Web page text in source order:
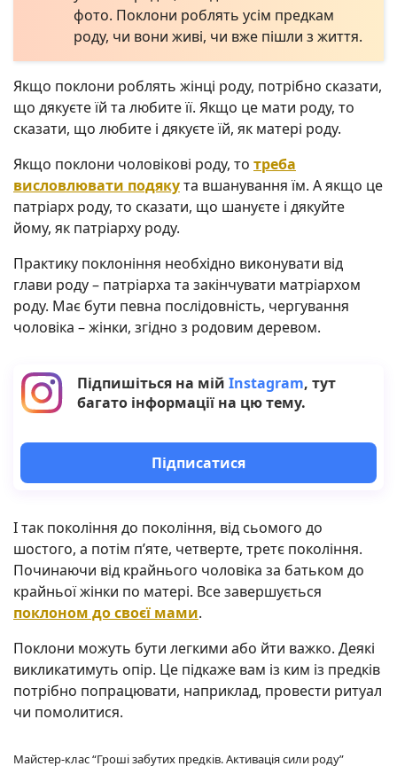
фото. Поклони роблять усім предкам
роду, чи вони живі, чи вже пішли з життя.
Якщо поклони роблять жінці роду, потрібно сказати,
що дякуєте їй та любите її. Якщо це мати роду, то
сказати, що любите і дякуєте їй, як матері роду.
Якщо поклони чоловікові роду, то треба
висловлювати подякута вшанування їм. А якщо це
патріарх роду, то сказати, що шануєте і дякуйте
йому, як патріарху роду.
Практику поклоніння необхідно виконувати від
глави роду – патріарха та закінчувати матріархом
роду. Має бути певна послідовність, чергування
чоловіка – жінки, згідно з родовим деревом.
Підпишіться на мій Instagram, тут
багато інформації на цю тему.
Підписатися
І так покоління до покоління, від сьомого до
шостого, а потім п’яте, четверте, третє покоління.
Починаючи від крайнього чоловіка за батьком до
крайньої жінки по матері. Все завершується
поклоном до своєї мами.
Поклони можуть бути легкими або йти важко. Деякі
викликатимуть опір. Це підкаже вам із ким із предків
потрібно попрацювати, наприклад, провести ритуал
чи помолитися.
Майстер-клас “Гроші забутих предків. Активація сили роду”